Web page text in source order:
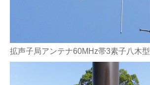
拡声子局アンテナ60MHz帯3素子八木型